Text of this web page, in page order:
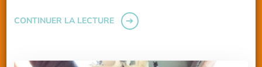
CONTINUER LA LECTURE